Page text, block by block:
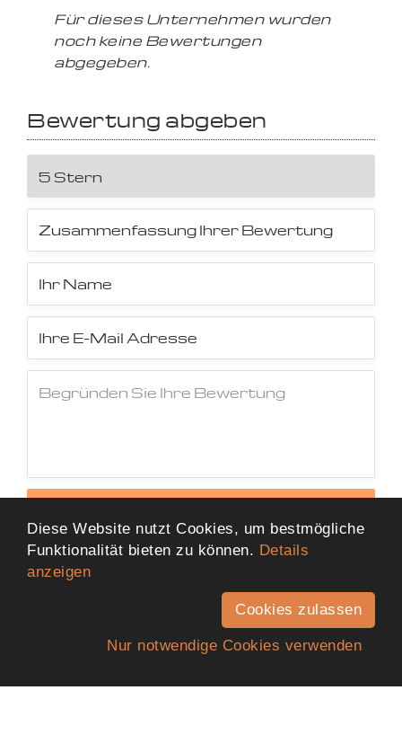
Für dieses Unternehmen wurden
noch keine Bewertungen
abgegeben.
Bewertung abgeben
Diese Website nutzt Cookies, um bestmögliche
Funktionalität bieten zu können. Details
anzeigen
Cookies zulassen
Nur notwendige Cookies verwenden